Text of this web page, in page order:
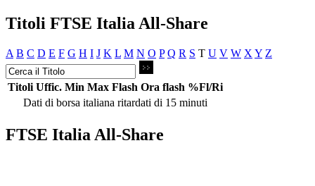
Titoli FTSE Italia All-Share
A B C D E F G H I J K L M N O P Q R S T U V W X Y Z
Titoli Uffic. Min Max Flash Ora flash %Fl/Ri
Dati di borsa italiana ritardati di 15 minuti
FTSE Italia All-Share